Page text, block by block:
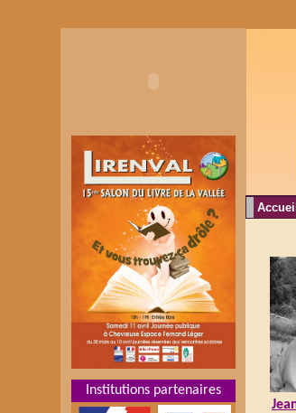
Accueil
Institutions partenaires